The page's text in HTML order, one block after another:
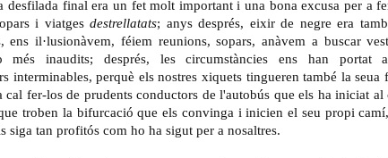
desfilada final era un fet molt important i una bona excusa per a
i viatges destrellatats; anys després, eixir de negre era
ens il·lusionàvem, féiem reunions, sopars, anàvem a buscar
més inaudits; després, les circumstàncies ens han portat
interminables, perquè els nostres xiquets tingueren també la seua
cal fer-los de prudents conductors de l'autobús que els ha iniciat al
troben la bifurcació que els convinga i inicien el seu propi
siga tan profitós com ho ha sigut per a nosaltres.